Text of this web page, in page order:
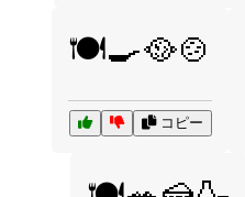
🍽️🍳🥘🍲
コピー